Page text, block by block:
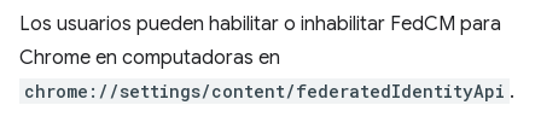
Los usuarios pueden habilitar o inhabilitar FedCM para
Chrome en computadoras en
chrome://settings/content/federatedIdentityApi .